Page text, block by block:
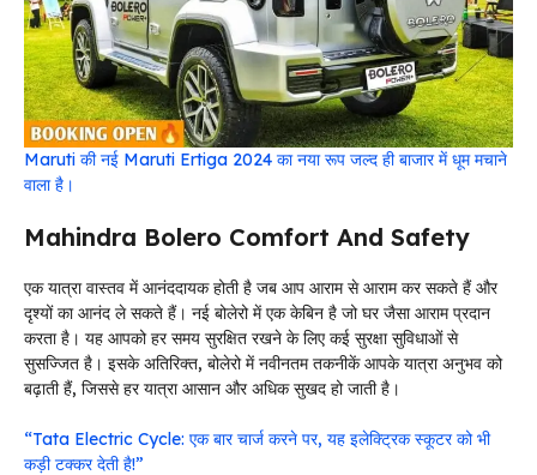
Maruti की नई Maruti Ertiga 2024 का नया रूप जल्द ही बाजार में धूम मचाने
वाला है।
Mahindra Bolero Comfort And Safety
एक यात्रा वास्तव में आनंददायक होती है जब आप आराम से आराम कर सकते हैं और
दृश्यों का आनंद ले सकते हैं। नई बोलेरो में एक केबिन है जो घर जैसा आराम प्रदान
करता है। यह आपको हर समय सुरक्षित रखने के लिए कई सुरक्षा सुविधाओं से
सुसज्जित है। इसके अतिरिक्त, बोलेरो में नवीनतम तकनीकें आपके यात्रा अनुभव को
बढ़ाती हैं, जिससे हर यात्रा आसान और अधिक सुखद हो जाती है।
“Tata Electric Cycle: एक बार चार्ज करने पर, यह इलेक्ट्रिक स्कूटर को भी
कड़ी टक्कर देती है!”